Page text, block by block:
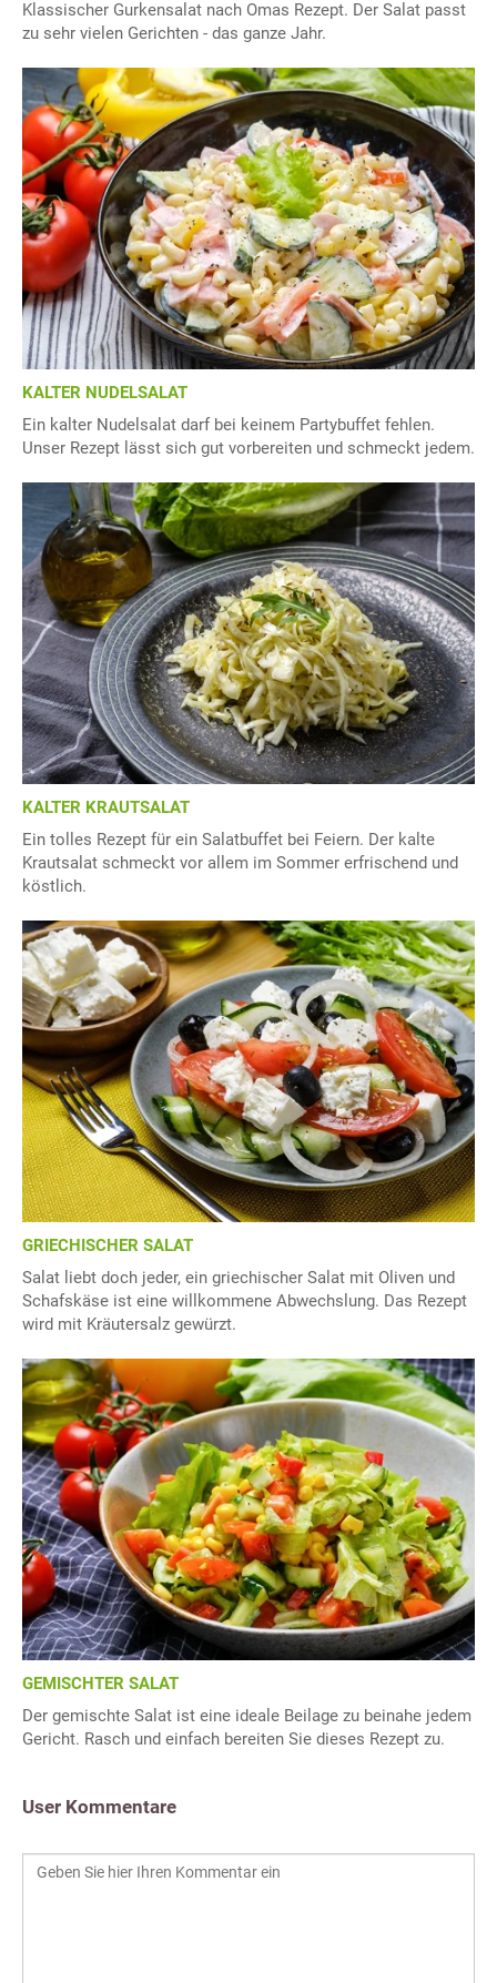
Klassischer Gurkensalat nach Omas Rezept. Der Salat passt
zu sehr vielen Gerichten - das ganze Jahr.
KALTER NUDELSALAT
Ein kalter Nudelsalat darf bei keinem Partybuffet fehlen.
Unser Rezept lässt sich gut vorbereiten und schmeckt jedem.
KALTER KRAUTSALAT
Ein tolles Rezept für ein Salatbuffet bei Feiern. Der kalte
Krautsalat schmeckt vor allem im Sommer erfrischend und
köstlich.
GRIECHISCHER SALAT
Salat liebt doch jeder, ein griechischer Salat mit Oliven und
Schafskäse ist eine willkommene Abwechslung. Das Rezept
wird mit Kräutersalz gewürzt.
GEMISCHTER SALAT
Der gemischte Salat ist eine ideale Beilage zu beinahe jedem
Gericht. Rasch und einfach bereiten Sie dieses Rezept zu.
User Kommentare